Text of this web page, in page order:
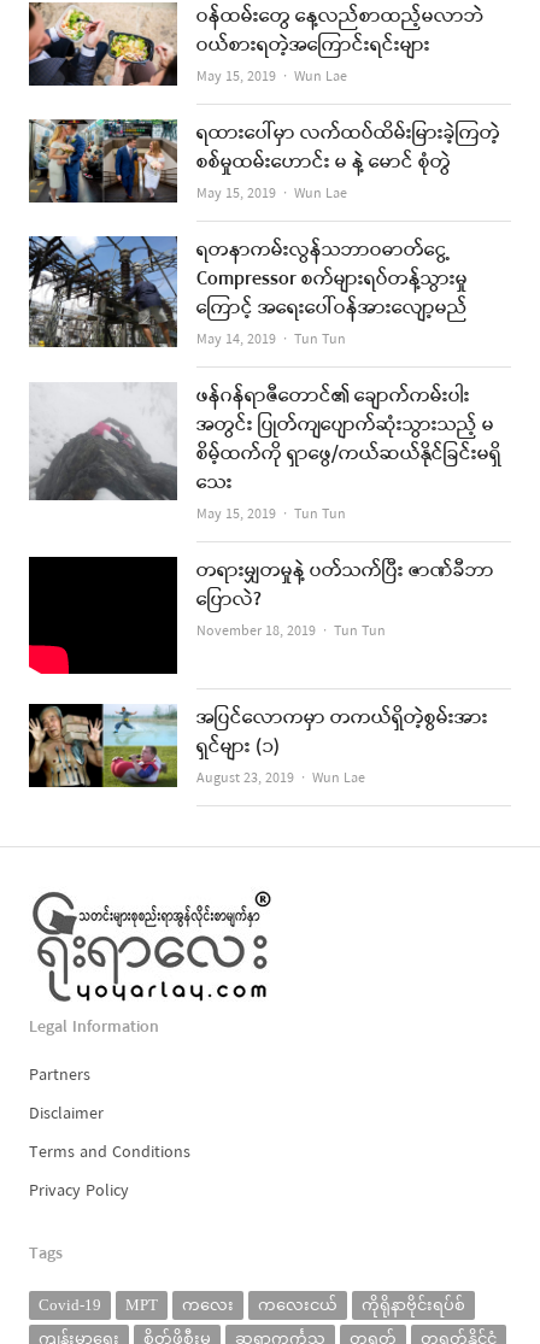
ဝန်ထမ်းတွေ နေ့လည်စာထည့်မလာဘဲ
ဝယ်စားရတဲ့အကြောင်းရင်းများ
May 15, 2019 Author
Wun Lae
ရထားပေါ်မှာ လက်ထပ်ထိမ်းမြားခဲ့ကြတဲ့
စစ်မှုထမ်းဟောင်း မ နဲ့ မောင် စုံတွဲ
May 15, 2019 Author
Wun Lae
ရတနာကမ်းလွန်သဘာဝဓာတ်ငွေ့
Compressor စက်များရပ်တန့်သွားမှု
ကြောင့် အရေးပေါ်ဝန်အားလျော့မည်
May 14, 2019 Author
Tun Tun
ဖန်ဂန်ရာဇီတောင်၏ ချောက်ကမ်းပါး
အတွင်း ပြုတ်ကျပျောက်ဆုံးသွားသည့် မ
စိမ့်ထက်ကို ရှာဖွေ/ကယ်ဆယ်နိုင်ခြင်းမရှိ
သေး
May 15, 2019 Author
Tun Tun
တရားမျှတမှုနဲ့ ပတ်သက်ပြီး ဇာဏ်ခီဘာ
ပြောလဲ?
November 18, 2019 Author
Tun Tun
အပြင်လောကမှာ တကယ်ရှိတဲ့စွမ်းအား
ရှင်များ (၁)
August 23, 2019 Author
Wun Lae
Legal Information
Partners
Disclaimer
Terms and Conditions
Privacy Policy
Tags
Covid-19 MPT ကလေး ကလေးငယ်
ကိုရိုနာဗိုင်းရပ်စ်
ကျန်းမာရေး
စိတ်ဖိစီးမှု ဆရာကင်္ကသူ တရုတ် တရုတ်နိုင်ငံ